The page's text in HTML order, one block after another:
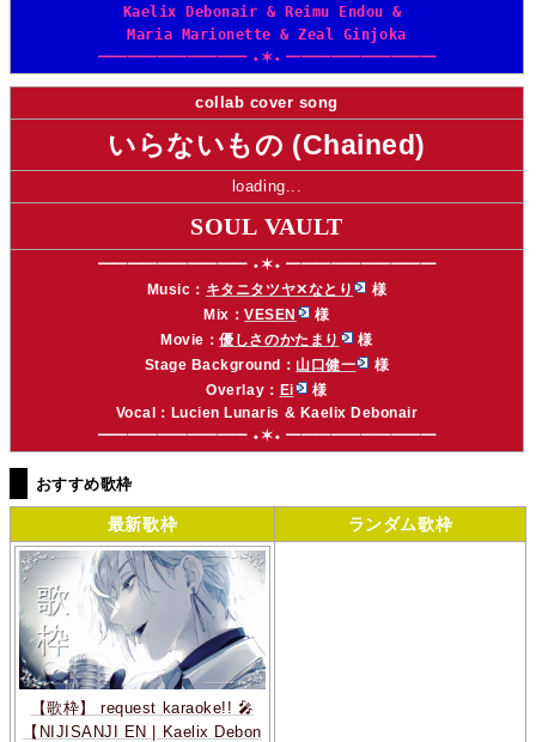
Kaelix Debonair & Reimu Endou &
Maria Marionette & Zeal Ginjoka
━━━━━━━━━━ ⬩✶⬩ ━━━━━━━━━━
collab cover song
いらないもの (Chained)
loading...
SOUL VAULT
━━━━━━━━━━ ⬩✶⬩ ━━━━━━━━━━
Music： キタニタツヤ✕なとり
様
Mix：VESEN
様
Movie：優しさのかたまり
様
Stage Background： 山口健一
様
Overlay： Ei
様
Vocal： Lucien Lunaris & Kaelix Debonair
━━━━━━━━━━ ⬩✶⬩ ━━━━━━━━━━
おすすめ歌枠
最新歌枠 ランダム歌枠
【歌枠】 request karaoke!! 🎤
【NIJISANJI EN | Kaelix Debon